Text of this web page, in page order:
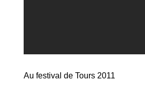
Au festival de Tours 2011